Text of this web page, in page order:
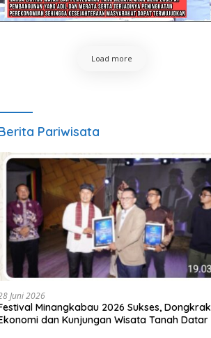
Load more
Pariwisata
Juni 2026
Minangkabau 2026 Sukses, Dongkrak
dan Kunjungan Wisata Tanah Datar